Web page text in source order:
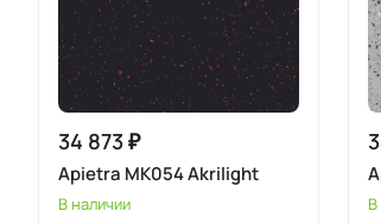
34 873 ₽
Apietra MK054 Akrilight
В наличии В